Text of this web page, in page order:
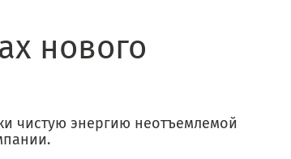
нового
чистую энергию неотъемлемой